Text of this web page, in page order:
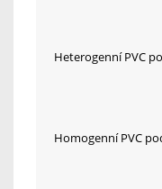
Heterogenní PVC
Homogenní PVC